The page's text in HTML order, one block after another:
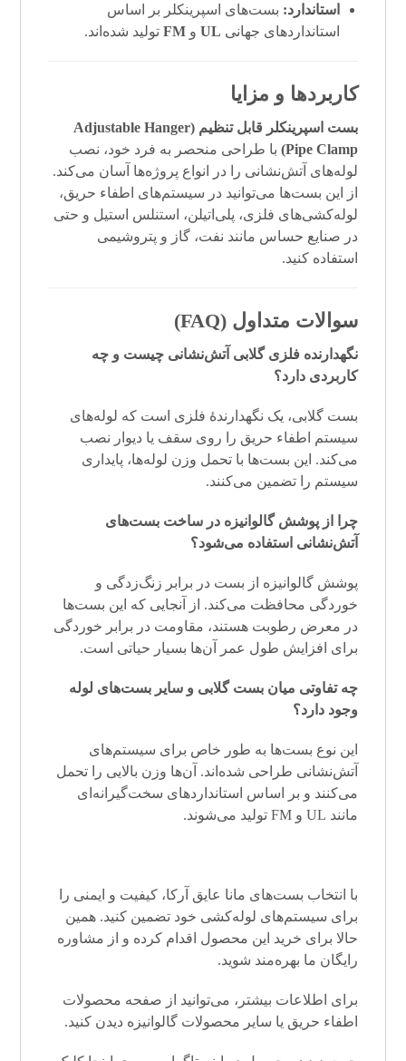
استاندارد: بست‌های اسپرینکلر بر اساس
استانداردهای جهانی UL وFM تولید شده‌اند.
کاربردها و مزایا
بست اسپرینکلر قابل تنظیم (Adjustable Hanger
Pipe Clamp) با طراحی منحصر به فرد خود، نصب
لوله‌های آتش‌نشانی را در انواع پروژه‌ها آسان می‌کند.
از این بست‌ها می‌توانید در سیستم‌های اطفاء حریق،
لوله‌کشی‌های فلزی، پلی‌اتیلن، استنلس استیل و حتی
در صنایع حساس مانند نفت، گاز و پتروشیمی
استفاده کنید.
سوالات متداول (FAQ)
نگهدارنده فلزی گلابی آتش‌نشانی چیست و چه
کاربردی دارد؟
بست گلابی، یک نگهدارندهٔ فلزی است که لوله‌های
سیستم اطفاء حریق را روی سقف یا دیوار نصب
می‌کند. این بست‌ها با تحمل وزن لوله‌ها، پایداری
سیستم را تضمین می‌کنند.
چرا از پوشش گالوانیزه در ساخت بست‌های
آتش‌نشانی استفاده می‌شود؟
پوشش گالوانیزه از بست در برابر زنگ‌زدگی و
خوردگی محافظت می‌کند. از آنجایی که این بست‌ها
در معرض رطوبت هستند، مقاومت در برابر خوردگی
برای افزایش طول عمر آن‌ها بسیار حیاتی است.
چه تفاوتی میان بست گلابی و سایر بست‌های لوله
وجود دارد؟
این نوع بست‌ها به طور خاص برای سیستم‌های
آتش‌نشانی طراحی شده‌اند. آن‌ها وزن بالایی را تحمل
می‌کنند و بر اساس استانداردهای سخت‌گیرانه‌ای
مانند UL و FM تولید می‌شوند.
با انتخاب بست‌های مانا عایق آرکا، کیفیت و ایمنی را
برای سیستم‌های لوله‌کشی خود تضمین کنید. همین
حالا برای خرید این محصول اقدام کرده و از مشاوره
رایگان ما بهره‌مند شوید.
برای اطلاعات بیشتر، می‌توانید از صفحه محصولات
اطفاء حریق یا سایر محصولات گالوانیزه دیدن کنید.